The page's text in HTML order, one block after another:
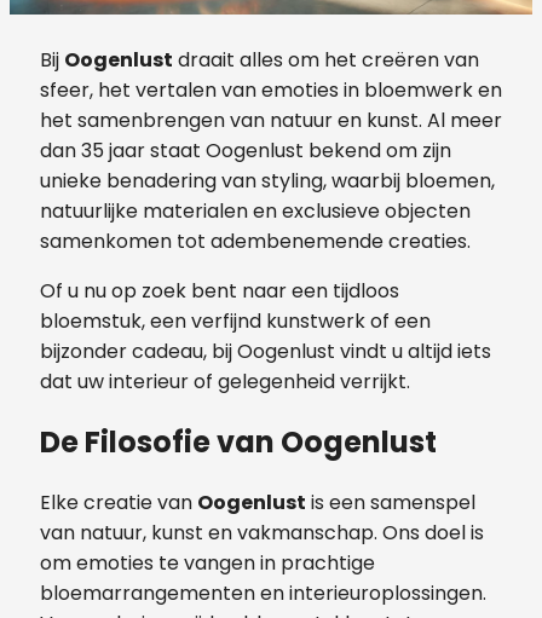
Bij Oogenlust draait alles om het creëren van
sfeer, het vertalen van emoties in bloemwerk en
het samenbrengen van natuur en kunst. Al meer
dan 35 jaar staat Oogenlust bekend om zijn
unieke benadering van styling, waarbij bloemen,
natuurlijke materialen en exclusieve objecten
samenkomen tot adembenemende creaties.
Of u nu op zoek bent naar een tijdloos
bloemstuk, een verfijnd kunstwerk of een
bijzonder cadeau, bij Oogenlust vindt u altijd iets
dat uw interieur of gelegenheid verrijkt.
De Filosofie van Oogenlust
Elke creatie van Oogenlust is een samenspel
van natuur, kunst en vakmanschap. Ons doel is
om emoties te vangen in prachtige
bloemarrangementen en interieuroplossingen.